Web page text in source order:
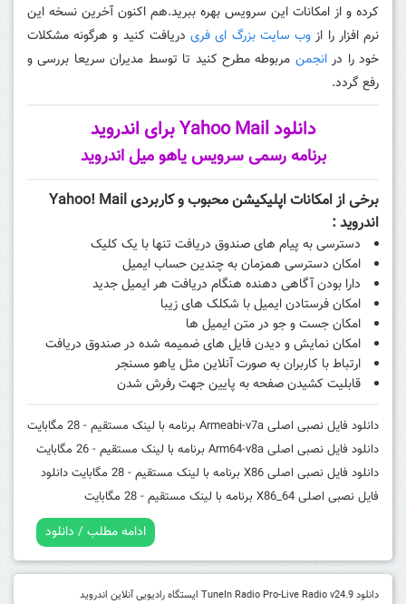
کرده و از امکانات این سرویس بهره ببرید.هم اکنون آخرین نسخه این
نرم افزار را از وب سایت بزرگ ای فریدریافت کنید و هرگونه مشکلات
خود را درانجمن مربوطه مطرح کنید تا توسط مدیران سریعا بررسی و
رفع گردد.
دانلود Yahoo Mail برای اندروید
برنامه رسمی سرویس یاهو میل اندروید
برخی از امکانات اپلیکیشن محبوب و کاربردی Yahoo! Mail
اندروید :
دسترسی به پیام های صندوق دریافت تنها با یک کلیک
امکان دسترسی همزمان به چندین حساب ایمیل
دارا بودن آگاهی دهنده هنگام دریافت هر ایمیل جدید
امکان فرستادن ایمیل با شکلک های زیبا
امکان جست و جو در متن ایمیل ها
امکان نمایش و دیدن فایل های ضمیمه شده در صندوق دریافت
ارتباط با کاربران به صورت آنلاین مثل یاهو مسنجر
قابلیت کشیدن صفحه به پایین جهت رفرش شدن
دانلود فایل نصبی اصلی Armeabi-v7a برنامه با لینک مستقیم - 28 مگابایت
دانلود فایل نصبی اصلی Arm64-v8a برنامه با لینک مستقیم - 26 مگابایت
دانلود فایل نصبی اصلی X86 برنامه با لینک مستقیم - 28 مگابایت
دانلود
فایل نصبی اصلی X86_64 برنامه با لینک مستقیم - 28 مگابایت
ادامه مطلب / دانلود
دانلود TuneIn Radio Pro-Live Radio v24.9 ایستگاه رادیویی آنلاین اندروید